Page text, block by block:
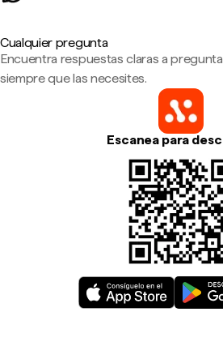
Cualquier pregunta
Encuentra respuestas claras a
siempre que las necesites.
Escanea para